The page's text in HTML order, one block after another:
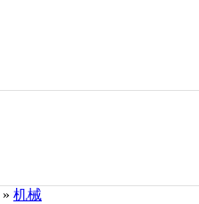
» 机械